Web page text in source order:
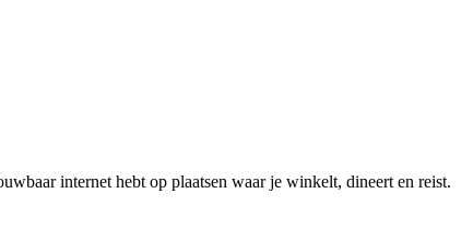
internet hebt op plaatsen waar je winkelt, dineert en reist.